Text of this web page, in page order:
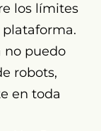
los límites
no puedo
robots,
en toda